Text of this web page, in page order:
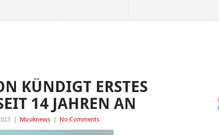
KÜNDIGT ERSTES
14 JAHREN AN
Musiknews No Comments